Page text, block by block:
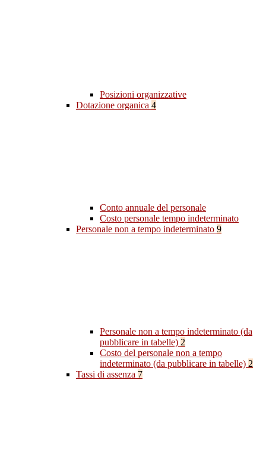
Posizioni organizzative
Dotazione organica 4
Conto annuale del personale
Costo personale tempo indeterminato
Personale non a tempo indeterminato 9
Personale non a tempo indeterminato (da
pubblicare in tabelle) 2
Costo del personale non a tempo
indeterminato (da pubblicare in tabelle) 2
Tassi di assenza 7